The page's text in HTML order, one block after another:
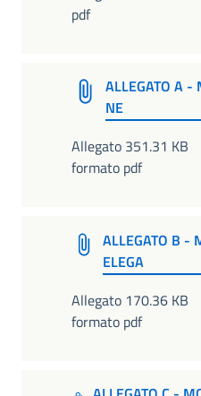
pdf
ALLEGATO A -
NE
Allegato 351.31 KB
formato pdf
ALLEGATO B -
ELEGA
Allegato 170.36 KB
formato pdf